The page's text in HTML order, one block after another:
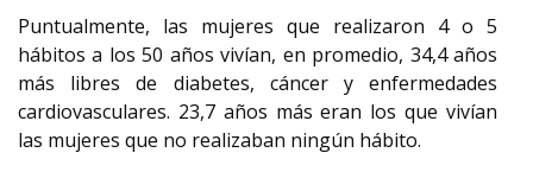
Puntualmente, las mujeres que realizaron 4 o 5
hábitos a los 50 años vivían, en promedio, 34,4 años
más libres de diabetes, cáncer y enfermedades
cardiovasculares. 23,7 años más eran los que vivían
las mujeres que no realizaban ningún hábito.